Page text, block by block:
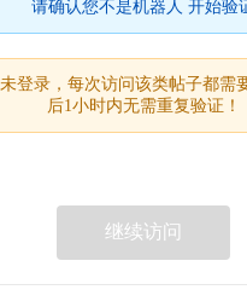
请确认您不是机器人 开始验
登录，每次访问该类帖子都需
后1小时内无需重复验证！
继续访问